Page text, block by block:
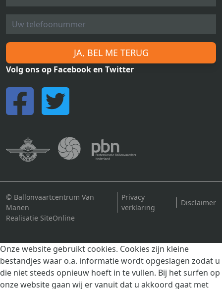
JA, BEL ME TERUG
Volg ons op Facebook en Twitter
© Ballonvaartcentrum Van
Manen
Privacy
verklaring
Disclaimer
Realisatie SiteOnline
Onze website gebruikt cookies. Cookies zijn kleine
bestandjes waar o.a. informatie wordt opgeslagen zodat u
die niet steeds opnieuw hoeft in te vullen. Bij het surfen op
onze website gaan wij er vanuit dat u akkoord gaat met